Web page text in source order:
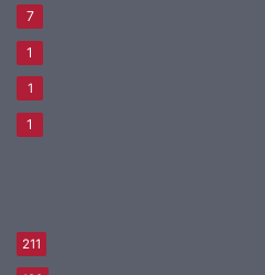
7
1
1
1
211